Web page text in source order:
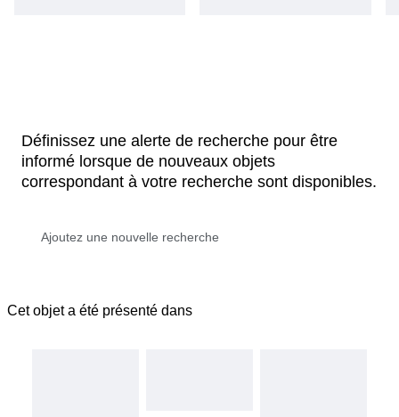
Définissez une alerte de recherche pour être
informé lorsque de nouveaux objets
correspondant à votre recherche sont disponibles.
Cet objet a été présenté dans